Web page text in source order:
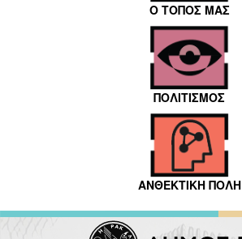
Ο ΤΟΠΟΣ ΜΑΣ
ΠΟΛΙΤΙΣΜΟΣ
ΑΝΘΕΚΤΙΚΗ ΠΟΛΗ